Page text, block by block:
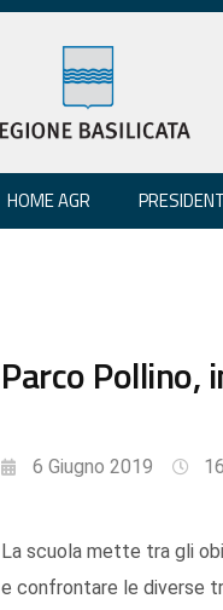
HOME AGR
Parco Pollino,
6 Giugno 2019
La scuola mette tra gli
e confrontare le diverse